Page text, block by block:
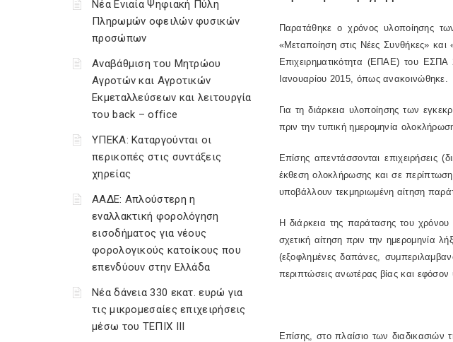
Νέα Ενιαία Ψηφιακή Πύλη
Πληρωμών οφειλών φυσικών
προσώπων
Αναβάθμιση του Μητρώου
Αγροτών και Αγροτικών
Εκμεταλλεύσεων και λειτουργία
του back – office
ΥΠΕΚΑ: Καταργούνται οι
περικοπές στις συντάξεις
χηρείας
ΑΑΔΕ: Απλούστερη η
εναλλακτική φορολόγηση
εισοδήματος για νέους
φορολογικούς κατοίκους που
επενδύουν στην Ελλάδα
Νέα δάνεια 330 εκατ. ευρώ για
τις μικρομεσαίες επιχειρήσεις
μέσω του ΤΕΠΙΧ ΙΙΙ
Παρατάθηκε ο χρόνος υλοποίησης
«Μεταποίηση στις Νέες Συνθήκες» και
Επιχειρηματικότητα (ΕΠΑΕ) του
Ιανουαρίου 2015, όπως ανακοινώθηκε.
Για τη διάρκεια υλοποίησης των
πριν την τυπική ημερομηνία
Επίσης απεντάσσονται επιχειρήσεις
έκθεση ολοκλήρωσης και σε
υποβάλλουν τεκμηριωμένη αίτηση
Η διάρκεια της παράτασης του
σχετική αίτηση πριν την ημερομηνία
(εξοφλημένες δαπάνες,
περιπτώσεις ανωτέρας βίας και εφόσον
Επίσης, στο πλαίσιο των